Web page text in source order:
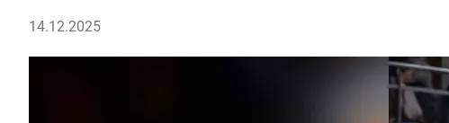
14.12.2025